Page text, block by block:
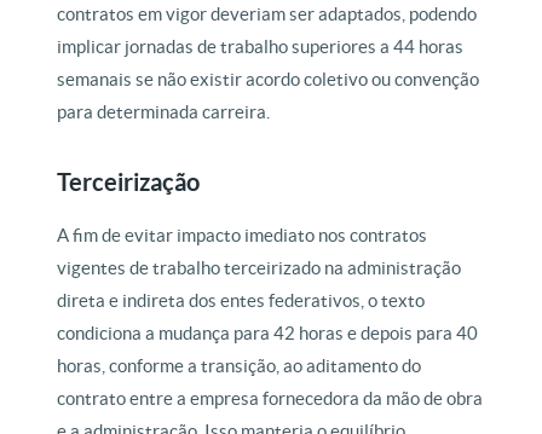
contratos em vigor deveriam ser adaptados, podendo
implicar jornadas de trabalho superiores a 44 horas
semanais se não existir acordo coletivo ou convenção
para determinada carreira.
Terceirização
A fim de evitar impacto imediato nos contratos
vigentes de trabalho terceirizado na administração
direta e indireta dos entes federativos, o texto
condiciona a mudança para 42 horas e depois para 40
horas, conforme a transição, ao aditamento do
contrato entre a empresa fornecedora da mão de obra